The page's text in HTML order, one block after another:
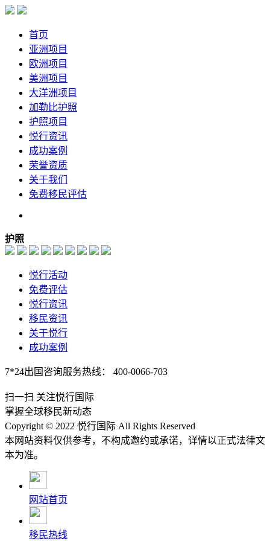
首页
亚洲项目
欧洲项目
美洲项目
大洋洲项目
加勒比护照
护照项目
悦行资讯
成功案例
荣誉资质
关于我们
免费移民评估
护照
悦行活动
免费评估
悦行资讯
移民资讯
关于悦行
成功案例
7*24出国咨询服务热线： 400-0066-703
扫一扫 关注悦行国际
掌握全球移民新动态
Copyright © 2022 悦行国际 All Rights Reserved
本网站资料仅供参考，不构成邀约或承诺，详情以正式法律文
本为准。
网站首页
移民热线